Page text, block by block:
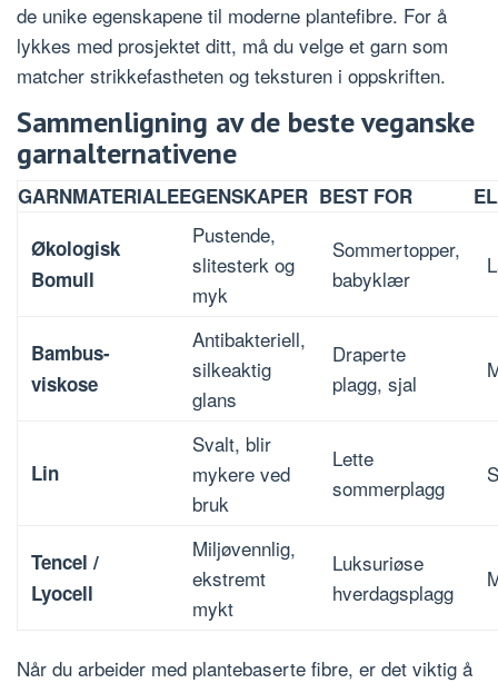
de unike egenskapene til moderne plantefibre. For å
lykkes med prosjektet ditt, må du velge et garn som
matcher strikkefastheten og teksturen i oppskriften.
Sammenligning av de beste veganske
garnalternativene
GARNMATERIALEEGENSKAPER BEST FOR
Økologisk
Bomull
Pustende,
slitesterk og
myk
Sommertopper,
babyklær
Bambus-
viskose
Antibakteriell,
silkeaktig
glans
Draperte
plagg, sjal
Lin
Svalt, blir
mykere ved
bruk
Lette
sommerplagg
Tencel /
Lyocell
Miljøvennlig,
ekstremt
mykt
Luksuriøse
hverdagsplagg
Når du arbeider med plantebaserte fibre, er det viktig å